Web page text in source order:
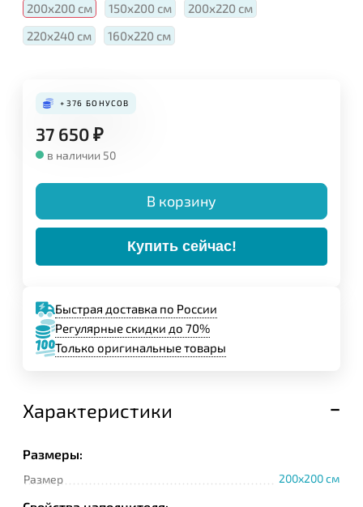
200х200 см
150х200 см
200х220 см
220х240 см
160х220 см
+376 БОНУСОВ
37 650₽
в наличии 50
В корзину
Купить сейчас!
Быстрая доставка по России
Регулярные скидки до 70%
Только оригинальные товары
Характеристики
Размеры:
Размер 200x200 см
Конструкция:
Задайте свой вопрос,
мы обязательно
Имя